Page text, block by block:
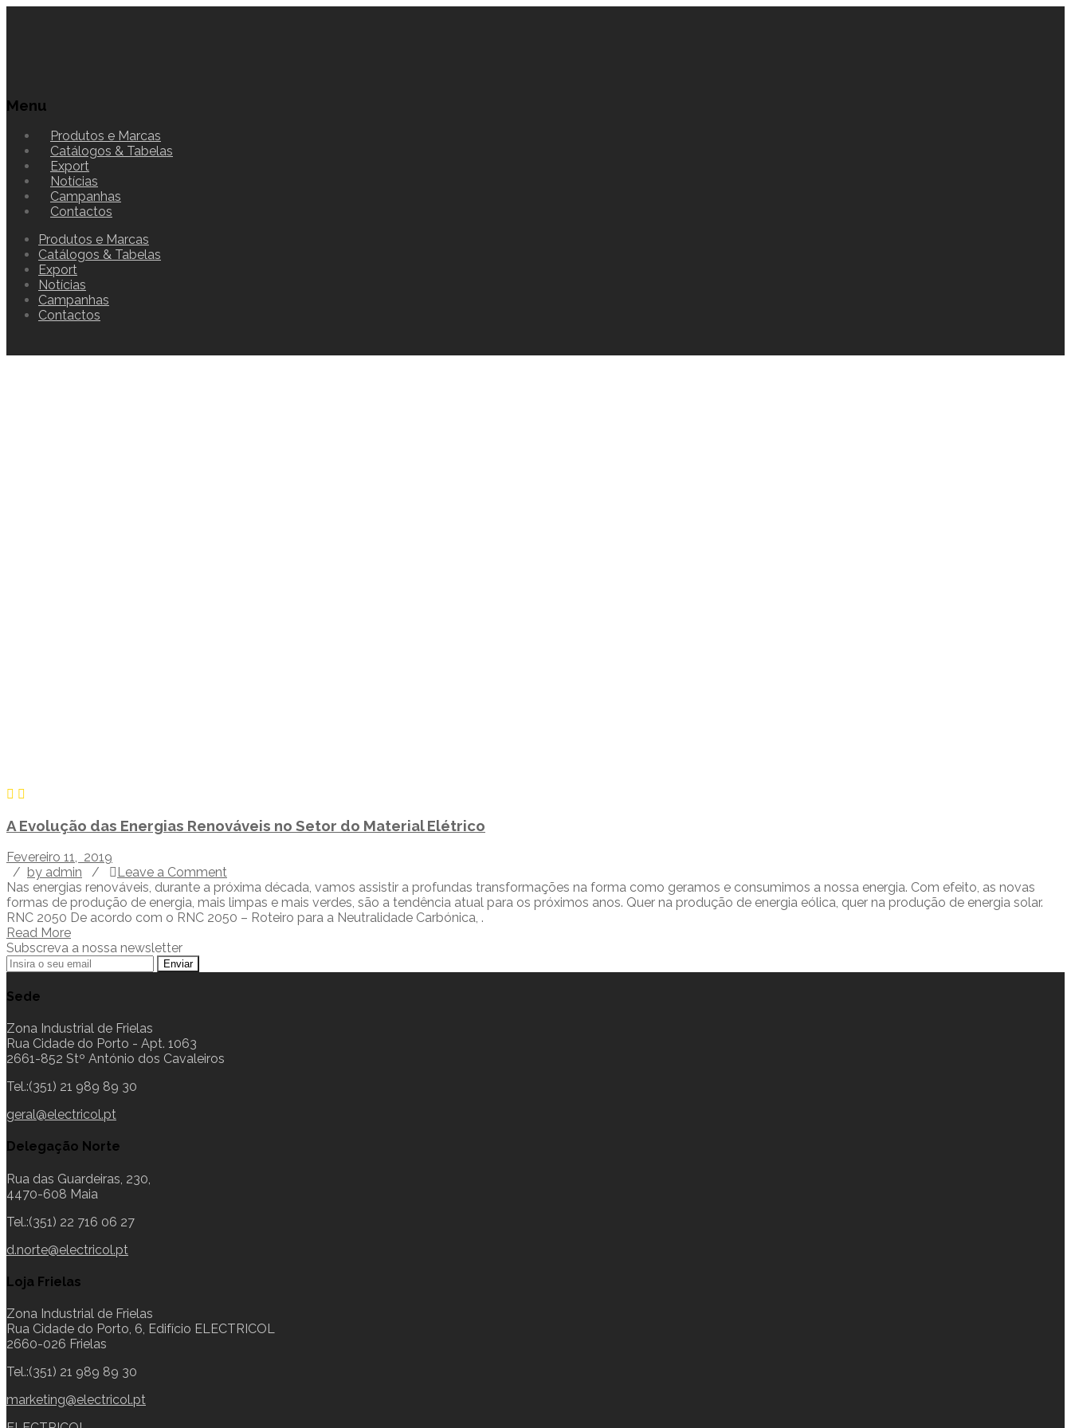
Menu
Produtos e Marcas
Catálogos & Tabelas
Export
Notícias
Campanhas
Contactos
Produtos e Marcas
Catálogos & Tabelas
Export
Notícias
Campanhas
Contactos
A Evolução das Energias Renováveis no Setor do Material Elétrico
Fevereiro 11, 2019
/ by admin /
Leave a Comment
Nas energias renováveis, durante a próxima década, vamos assistir a profundas transformações na forma como geramos e consumimos a nossa energia. Com efeito, as novas
formas de produção de energia, mais limpas e mais verdes, são a tendência atual para os próximos anos. Quer na produção de energia eólica, quer na produção de energia solar.
RNC 2050 De acordo com o RNC 2050 – Roteiro para a Neutralidade Carbónica, .
Read More
Subscreva a nossa newsletter
Sede
Zona Industrial de Frielas
Rua Cidade do Porto - Apt. 1063
2661-852 Stº António dos Cavaleiros
Tel.:(351) 21 989 89 30
geral@electricol.pt
Delegação Norte
Rua das Guardeiras, 230,
4470-608 Maia
Tel.:(351) 22 716 06 27
d.norte@electricol.pt
Loja Frielas
Zona Industrial de Frielas
Rua Cidade do Porto, 6, Edifício ELECTRICOL
2660-026 Frielas
Tel.:(351) 21 989 89 30
marketing@electricol.pt